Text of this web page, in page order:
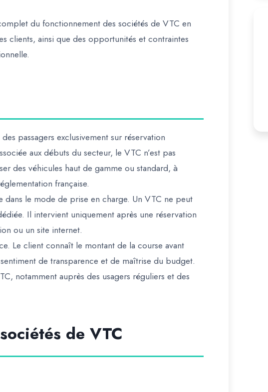
du fonctionnement des sociétés de VTC en
clients, ainsi que des opportunités et contraintes
passagers exclusivement sur réservation
aux débuts du secteur, le VTC n’est pas
des véhicules haut de gamme ou standard, à
française.
le mode de prise en charge. Un VTC ne peut
Il intervient uniquement après une réservation
ou un site internet.
Le client connaît le montant de la course avant
de transparence et de maîtrise du budget.
notamment auprès des usagers réguliers et des
de VTC